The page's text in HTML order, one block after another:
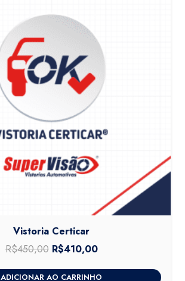
Vistoria Certicar
R$450,00 O
preço
R$410,00O
preço
ADICIONAR AO CARRINHO